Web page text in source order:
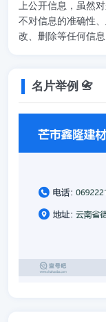
上公开信息，虽然
不对信息的准确性
改、删除等任何信息
名片举例 📇